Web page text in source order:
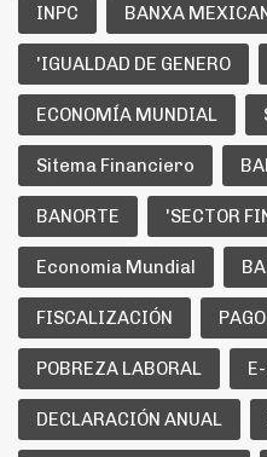
INPC BANXA
'IGUALDAD DE GENERO
ECONOMÍA MUNDIAL
Sitema Financiero
BANORTE 'SECTOR
Economia Mundial
FISCALIZACIÓN
POBREZA LABORAL
DECLARACIÓN ANUAL